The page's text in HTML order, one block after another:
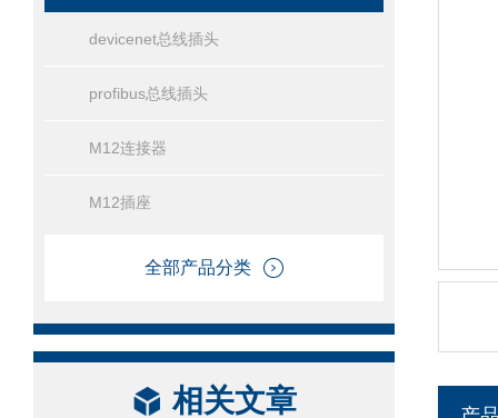
devicenet总线插头
profibus总线插头
M12连接器
M12插座
全部产品分类
相关文章